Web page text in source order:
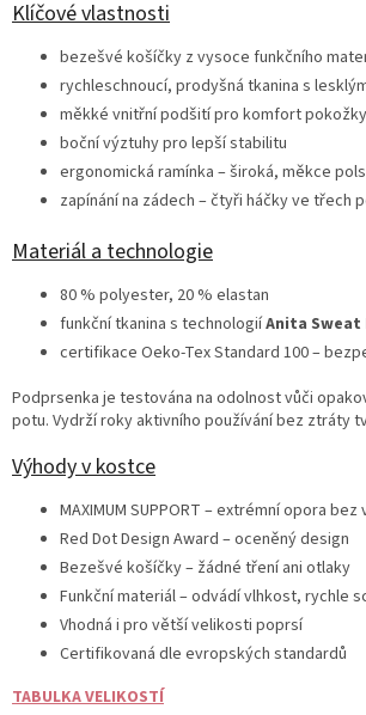
Klíčové vlastnosti
bezešvé košíčky z vysoce funkčního
rychleschnoucí, prodyšná tkanina s
měkké vnitřní podšití pro komfort pokožky
boční výztuhy pro lepší stabilitu
ergonomická ramínka – široká, měkce
zapínání na zádech – čtyři háčky ve třech
Materiál a technologie
80 % polyester, 20 % elastan
funkční tkanina s technologiíAnita Sweat
certifikace Oeko-Tex Standard 100 –
Podprsenka je testována na odolnost vůči
potu. Vydrží roky aktivního používání bez ztráty
Výhody v kostce
MAXIMUM SUPPORT – extrémní opora
Red Dot Design Award – oceněný design
Bezešvé košíčky – žádné tření ani otlaky
Funkční materiál – odvádí vlhkost, rychle
Vhodná i pro větší velikosti poprsí
Certifikovaná dle evropských standardů
TABULKA VELIKOSTÍ